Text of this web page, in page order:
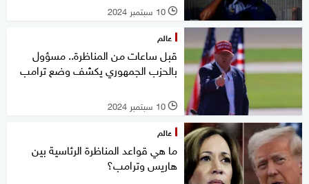
l 10 سبتمبر 2024
عالم
قبل ساعات من المناظرة.. مسؤول
بالحزب الجمهوري يكشف وضع ترامب
l 10 سبتمبر 2024
عالم
ما هي قواعد المناظرة الرئاسية بين
هاريس وترامب؟